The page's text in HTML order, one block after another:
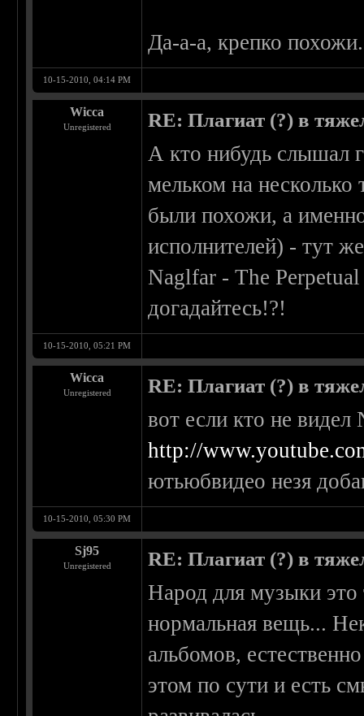
Да-а-а, крепко
10-15-2010, 04:14 PM
Wicca
Unregistered RE: Плагиат (?) в
А кто нибудь слышал
мельком на несколько
были похожи, а
исполнителей) - тут
Naglfar - The
догадайтесь!?!
10-15-2010, 05:21 PM
Wicca
Unregistered RE: Плагиат (?) в
вот если кто не
http://
ютьюбвидео незя
10-15-2010, 05:30 PM
Sj95
Unregistered RE: Плагиат (?) в
Народ для музыки это
нормальная вещь...
альбомов,
этом по сути и есть